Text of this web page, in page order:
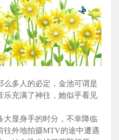
多人的必定，金池可谓是
乐充满了神往，她似乎看见
显身手的时分，不幸降临
往外地拍摄MTV的途中遭遇